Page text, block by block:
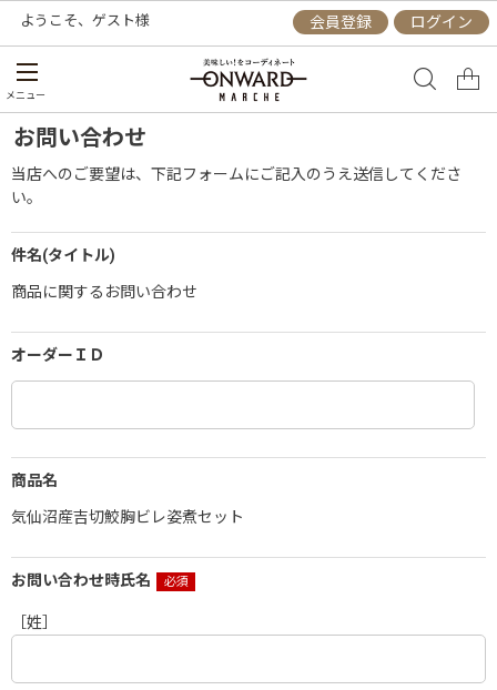
ようこそ、 ゲスト様 会員登録 ログイン
メニュー
お問い合わせ
当店へのご要望は、下記フォームにご記入のうえ送信してくださ
い。
件名(タイトル)
商品に関するお問い合わせ
オーダーＩＤ
商品名
気仙沼産吉切鮫胸ビレ姿煮セット
お問い合わせ時氏名
［姓］